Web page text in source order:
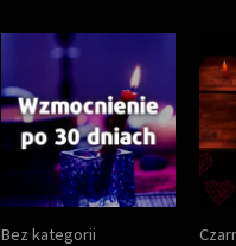
Bez kategorii